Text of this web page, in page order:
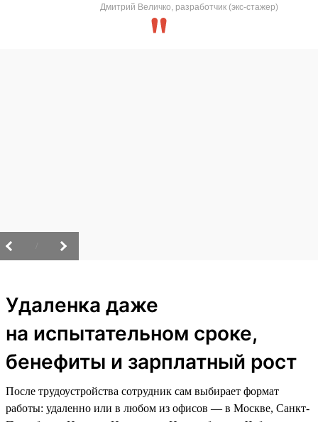
Дмитрий Величко, разработчик (экс-стажер)
Удаленка даже
на испытательном сроке,
бенефиты и зарплатный рост
После трудоустройства сотрудник сам выбирает формат
работы: удаленно или в любом из офисов — в Москве, Санкт-